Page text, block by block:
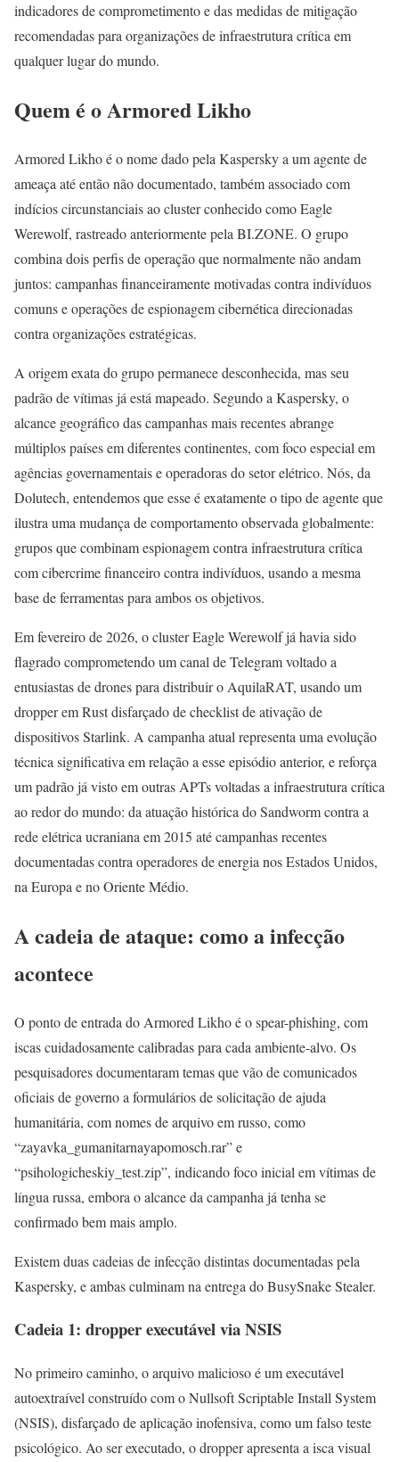
indicadores de comprometimento e das medidas de mitigação
recomendadas para organizações de infraestrutura crítica em
qualquer lugar do mundo.
Quem é o Armored Likho
Armored Likho é o nome dado pela Kaspersky a um agente de
ameaça até então não documentado, também associado com
indícios circunstanciais ao cluster conhecido como Eagle
Werewolf, rastreado anteriormente pela BI.ZONE. O grupo
combina dois perfis de operação que normalmente não andam
juntos: campanhas financeiramente motivadas contra indivíduos
comuns e operações de espionagem cibernética direcionadas
contra organizações estratégicas.
A origem exata do grupo permanece desconhecida, mas seu
padrão de vítimas já está mapeado. Segundo a Kaspersky, o
alcance geográfico das campanhas mais recentes abrange
múltiplos países em diferentes continentes, com foco especial em
agências governamentais e operadoras do setor elétrico. Nós, da
Dolutech, entendemos que esse é exatamente o tipo de agente que
ilustra uma mudança de comportamento observada globalmente:
grupos que combinam espionagem contra infraestrutura crítica
com cibercrime financeiro contra indivíduos, usando a mesma
base de ferramentas para ambos os objetivos.
Em fevereiro de 2026, o cluster Eagle Werewolf já havia sido
flagrado comprometendo um canal de Telegram voltado a
entusiastas de drones para distribuir o AquilaRAT, usando um
dropper em Rust disfarçado de checklist de ativação de
dispositivos Starlink. A campanha atual representa uma evolução
técnica significativa em relação a esse episódio anterior, e reforça
um padrão já visto em outras APTs voltadas a infraestrutura crítica
ao redor do mundo: da atuação histórica do Sandworm contra a
rede elétrica ucraniana em 2015 até campanhas recentes
documentadas contra operadores de energia nos Estados Unidos,
na Europa e no Oriente Médio.
A cadeia de ataque: como a infecção
acontece
O ponto de entrada do Armored Likho é o spear-phishing, com
iscas cuidadosamente calibradas para cada ambiente-alvo. Os
pesquisadores documentaram temas que vão de comunicados
oficiais de governo a formulários de solicitação de ajuda
humanitária, com nomes de arquivo em russo, como
“zayavka_gumanitarnayapomosch.rar” e
“psihologicheskiy_test.zip”, indicando foco inicial em vítimas de
língua russa, embora o alcance da campanha já tenha se
confirmado bem mais amplo.
Existem duas cadeias de infecção distintas documentadas pela
Kaspersky, e ambas culminam na entrega do BusySnake Stealer.
Cadeia 1: dropper executável via NSIS
No primeiro caminho, o arquivo malicioso é um executável
autoextraível construído com o Nullsoft Scriptable Install System
(NSIS), disfarçado de aplicação inofensiva, como um falso teste
psicológico. Ao ser executado, o dropper apresenta a isca visual